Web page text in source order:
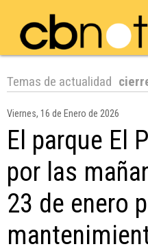
Temas de actualidad
Viernes, 16 de Enero de 2026
El parque El
por las
23 de enero